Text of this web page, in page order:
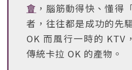
會 ，腦筋動得快、懂得
者，往往都是成功的先
OK 而風行一時的 KTV
傳統卡拉 OK 的產物。